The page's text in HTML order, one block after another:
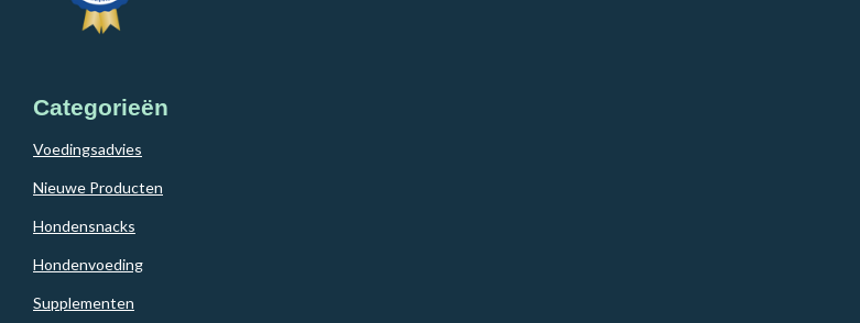
Categorieën
Voedingsadvies
Nieuwe Producten
Hondensnacks
Hondenvoeding
Supplementen